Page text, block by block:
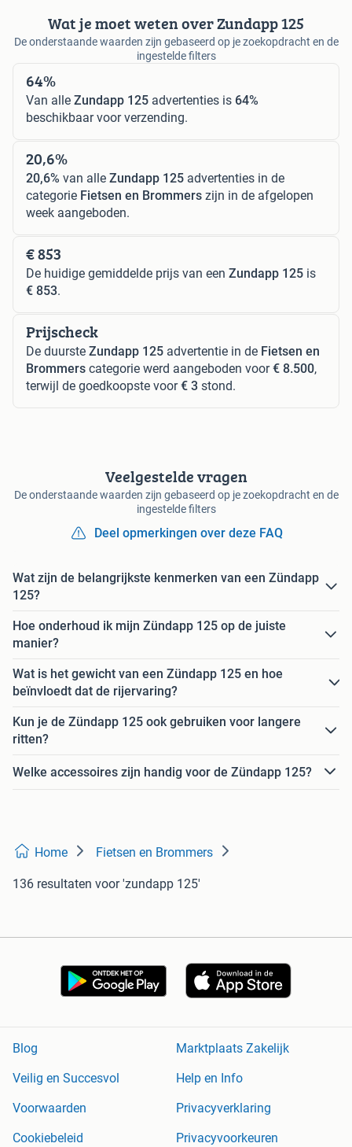
Wat je moet weten over Zundapp 125
De onderstaande waarden zijn gebaseerd op je zoekopdracht en de
ingestelde filters
64%
Van alle Zundapp 125 advertenties is 64%
beschikbaar voor verzending.
20,6%
20,6% van alle Zundapp 125 advertenties in de
categorie Fietsen en Brommers zijn in de afgelopen
week aangeboden.
€ 853
De huidige gemiddelde prijs van een Zundapp 125 is
€ 853.
Prijscheck
De duurste Zundapp 125 advertentie in de Fietsen en
Brommers categorie werd aangeboden voor€ 8.500,
terwijl de goedkoopste voor€ 3 stond.
Veelgestelde vragen
De onderstaande waarden zijn gebaseerd op je zoekopdracht en de
ingestelde filters
Deel opmerkingen over deze FAQ
Wat zijn de belangrijkste kenmerken van een Zündapp
125?
Hoe onderhoud ik mijn Zündapp 125 op de juiste
manier?
Wat is het gewicht van een Zündapp 125 en hoe
beïnvloedt dat de rijervaring?
Kun je de Zündapp 125 ook gebruiken voor langere
ritten?
Welke accessoires zijn handig voor de Zündapp 125?
Home Fietsen en Brommers
136 resultaten voor 'zundapp 125'
Blog
Marktplaats Zakelijk
Veilig en Succesvol
Help en Info
Voorwaarden
Privacyverklaring
Cookiebeleid
Privacyvoorkeuren